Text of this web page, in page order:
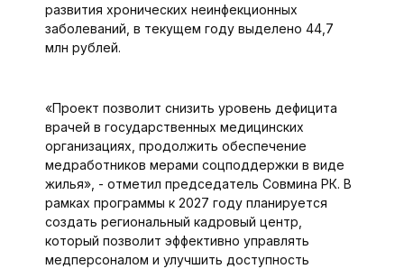
развития хронических неинфекционных
заболеваний, в текущем году выделено 44,7
млн рублей.
«Проект позволит снизить уровень дефицита
врачей в государственных медицинских
организациях, продолжить обеспечение
медработников мерами соцподдержки в виде
жилья», - отметил председатель Совмина РК. В
рамках программы к 2027 году планируется
создать региональный кадровый центр,
который позволит эффективно управлять
медперсоналом и улучшить доступность